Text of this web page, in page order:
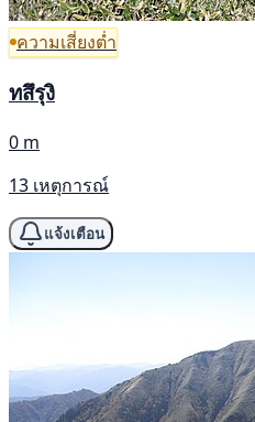
ความเสี่ยงต่ำ
ทสึรุงิ
0 m
13 เหตุการณ์
แจ้งเตือน